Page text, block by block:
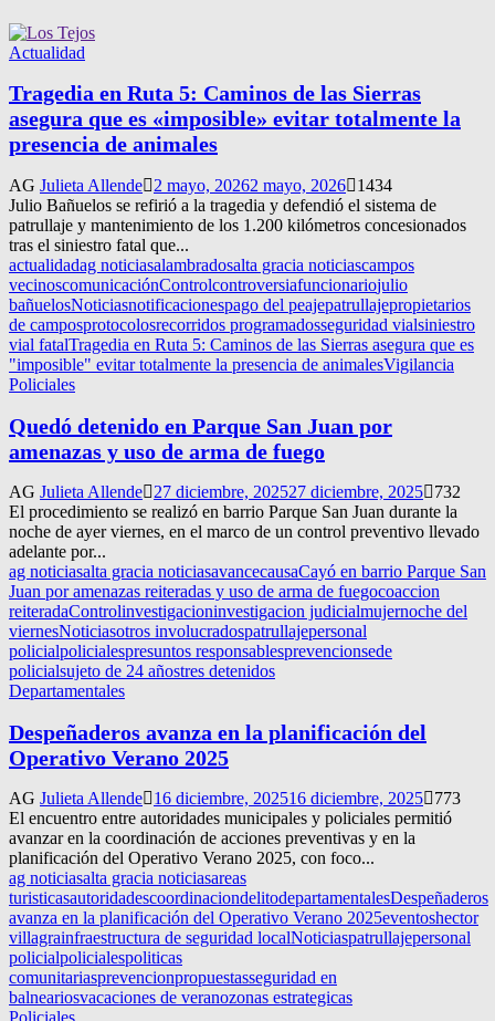
Actualidad
Tragedia en Ruta 5: Caminos de las Sierras
asegura que es «imposible» evitar totalmente la
presencia de animales
AG Julieta Allende 2 mayo, 20262 mayo, 2026
1434
Julio Bañuelos se refirió a la tragedia y defendió el sistema de
patrullaje y mantenimiento de los 1.200 kilómetros concesionados
tras el siniestro fatal que...
actualidadag noticiasalambradosalta gracia noticiascampos
vecinoscomunicaciónControlcontroversiafuncionariojulio
bañuelosNoticiasnotificacionespago del peajepatrullajepropietarios
de camposprotocolosrecorridos programadosseguridad vialsiniestro
vial fatalTragedia en Ruta 5: Caminos de las Sierras asegura que es
"imposible" evitar totalmente la presencia de animalesVigilancia
Policiales
Quedó detenido en Parque San Juan por
amenazas y uso de arma de fuego
AG Julieta Allende 27 diciembre, 202527 diciembre, 2025
732
El procedimiento se realizó en barrio Parque San Juan durante la
noche de ayer viernes, en el marco de un control preventivo llevado
adelante por...
ag noticiasalta gracia noticiasavancecausaCayó en barrio Parque San
Juan por amenazas reiteradas y uso de arma de fuegocoaccion
reiteradaControlinvestigacioninvestigacion judicialmujernoche del
viernesNoticiasotros involucradospatrullajepersonal
policialpolicialespresuntos responsablesprevencionsede
policialsujeto de 24 añostres detenidos
Departamentales
Despeñaderos avanza en la planificación del
Operativo Verano 2025
AG Julieta Allende 16 diciembre, 202516 diciembre, 2025
773
El encuentro entre autoridades municipales y policiales permitió
avanzar en la coordinación de acciones preventivas y en la
planificación del Operativo Verano 2025, con foco...
ag noticiasalta gracia noticiasareas
turisticasautoridadescoordinaciondelitodepartamentalesDespeñaderos
avanza en la planificación del Operativo Verano 2025eventoshector
villagrainfraestructura de seguridad localNoticiaspatrullajepersonal
policialpolicialespoliticas
comunitariasprevencionpropuestasseguridad en
balneariosvacaciones de veranozonas estrategicas